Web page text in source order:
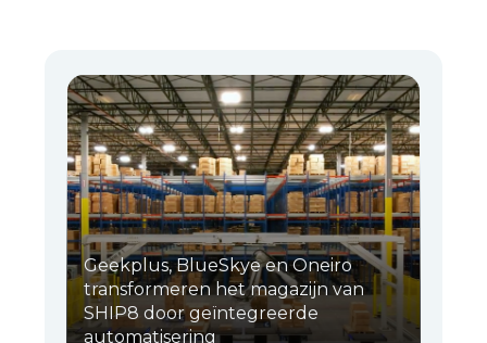
Geekplus, BlueSkye en Oneiro
transformeren het magazijn van
SHIP8 door geïntegreerde
automatisering